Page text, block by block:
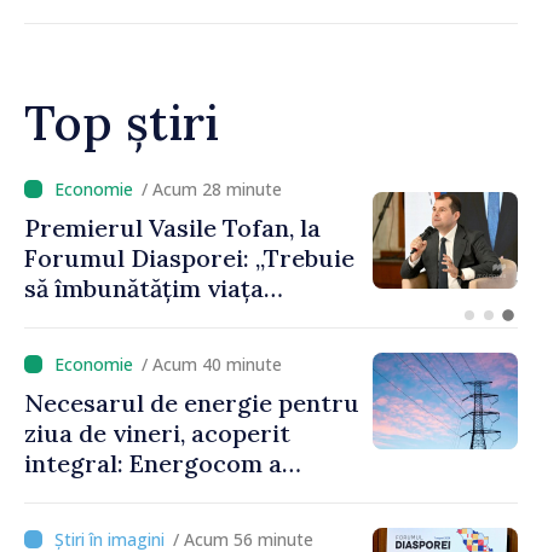
Top știri
/ Acum 11 minute
Un specialist din diaspora își
propune să revină în
Republica Moldova pentru a
registrului naval național
/ Acum 40 minute
Necesarul de energie pentru
ziua de vineri, acoperit
integral: Energocom a
/ Acum 56 minute